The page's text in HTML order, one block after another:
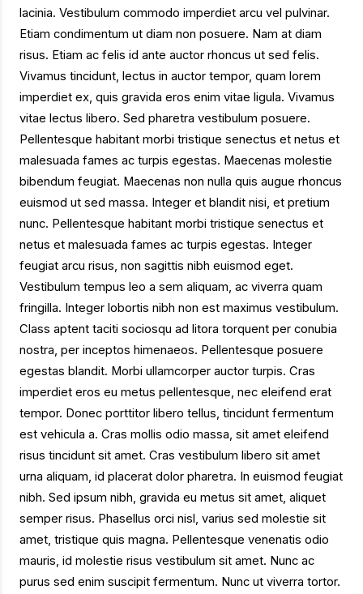
lacinia. Vestibulum commodo imperdiet arcu vel pulvinar.
Etiam condimentum ut diam non posuere. Nam at diam
risus. Etiam ac felis id ante auctor rhoncus ut sed felis.
Vivamus tincidunt, lectus in auctor tempor, quam lorem
imperdiet ex, quis gravida eros enim vitae ligula. Vivamus
vitae lectus libero. Sed pharetra vestibulum posuere.
Pellentesque habitant morbi tristique senectus et netus et
malesuada fames ac turpis egestas. Maecenas molestie
bibendum feugiat. Maecenas non nulla quis augue rhoncus
euismod ut sed massa. Integer et blandit nisi, et pretium
nunc. Pellentesque habitant morbi tristique senectus et
netus et malesuada fames ac turpis egestas. Integer
feugiat arcu risus, non sagittis nibh euismod eget.
Vestibulum tempus leo a sem aliquam, ac viverra quam
fringilla. Integer lobortis nibh non est maximus vestibulum.
Class aptent taciti sociosqu ad litora torquent per conubia
nostra, per inceptos himenaeos. Pellentesque posuere
egestas blandit. Morbi ullamcorper auctor turpis. Cras
imperdiet eros eu metus pellentesque, nec eleifend erat
tempor. Donec porttitor libero tellus, tincidunt fermentum
est vehicula a. Cras mollis odio massa, sit amet eleifend
risus tincidunt sit amet. Cras vestibulum libero sit amet
urna aliquam, id placerat dolor pharetra. In euismod feugiat
nibh. Sed ipsum nibh, gravida eu metus sit amet, aliquet
semper risus. Phasellus orci nisl, varius sed molestie sit
amet, tristique quis magna. Pellentesque venenatis odio
mauris, id molestie risus vestibulum sit amet. Nunc ac
purus sed enim suscipit fermentum. Nunc ut viverra tortor.